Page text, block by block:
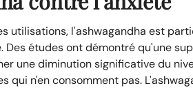
utilisations, l'ashwagandha est
Des études ont démontré qu'une
une diminution significative du
qui n'en consomment pas.